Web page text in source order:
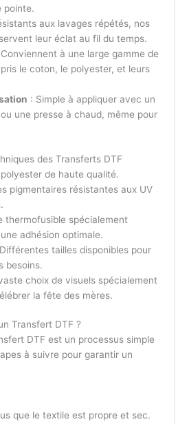
pointe.
aux lavages répétés, nos
leur éclat au fil du temps.
à une large gamme de
le coton, le polyester, et leurs
: Simple à appliquer avec un
une presse à chaud, même pour
des Transferts DTF
de haute qualité.
pigmentaires résistantes aux UV
thermofusible spécialement
adhésion optimale.
tailles disponibles pour
besoins.
choix de visuels spécialement
la fête des mères.
Transfert DTF ?
DTF est un processus simple
à suivre pour garantir un
que le textile est propre et sec.